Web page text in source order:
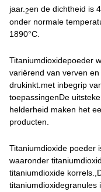
jaar. 2en de dichtheid is
onder normale
1890°C.
Titaniumdioxidepoeder
variërend van verven
drukinkt.met inbegrip
toepassingenDe
helderheid maken het
producten.
Titaniumdioxide poeder
waaronder
titaniumdioxide
titaniumdioxidegranules